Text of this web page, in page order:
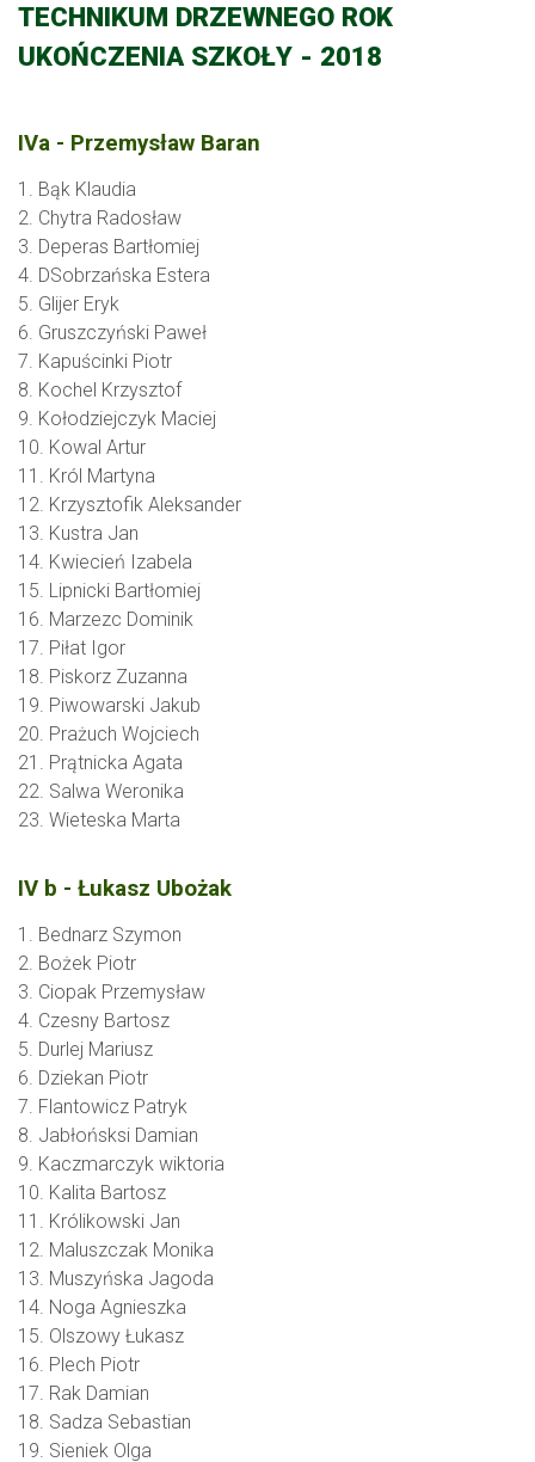
TECHNIKUM DRZEWNEGO ROK
UKOŃCZENIA SZKOŁY - 2018
IVa - Przemysław Baran
1. Bąk Klaudia
2. Chytra Radosław
3. Deperas Bartłomiej
4. DSobrzańska Estera
5. Glijer Eryk
6. Gruszczyński Paweł
7. Kapuścinki Piotr
8. Kochel Krzysztof
9. Kołodziejczyk Maciej
10. Kowal Artur
11. Król Martyna
12. Krzysztofik Aleksander
13. Kustra Jan
14. Kwiecień Izabela
15. Lipnicki Bartłomiej
16. Marzezc Dominik
17. Piłat Igor
18. Piskorz Zuzanna
19. Piwowarski Jakub
20. Prażuch Wojciech
21. Prątnicka Agata
22. Salwa Weronika
23. Wieteska Marta
IV b - Łukasz Ubożak
1. Bednarz Szymon
2. Bożek Piotr
3. Ciopak Przemysław
4. Czesny Bartosz
5. Durlej Mariusz
6. Dziekan Piotr
7. Flantowicz Patryk
8. Jabłońsksi Damian
9. Kaczmarczyk wiktoria
10. Kalita Bartosz
11. Królikowski Jan
12. Maluszczak Monika
13. Muszyńska Jagoda
14. Noga Agnieszka
15. Olszowy Łukasz
16. Plech Piotr
17. Rak Damian
18. Sadza Sebastian
19. Sieniek Olga